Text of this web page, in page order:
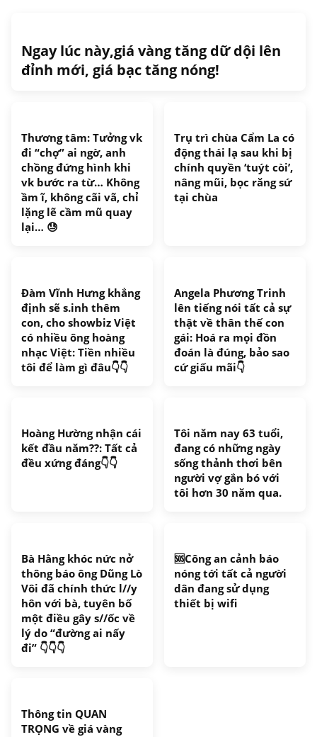
Ngay lúc này,giá vàng tăng dữ dội lên
đỉnh mới, giá bạc tăng nóng!
Thương tâm: Tưởng vk
đi “chợ” ai ngờ, anh
chồng đứng hình khi
vk bước ra từ… Không
ầm ĩ, không cãi vã, chỉ
lặng lẽ cầm mũ quay
lại… 😓
Trụ trì chùa Cẩm La có
động thái lạ sau khi bị
chính quyền ‘tuýt còi’,
nâng mũi, bọc răng sứ
tại chùa
Đàm Vĩnh Hưng khẳng
định sẽ s.inh thêm
con, cho showbiz Việt
có nhiều ông hoàng
nhạc Việt: Tiền nhiều
tôi để làm gì đâu👇👇
Angela Phương Trinh
lên tiếng nói tất cả sự
thật về thân thế con
gái: Hoá ra mọi đồn
đoán là đúng, bảo sao
cứ giấu mãi👇
Hoàng Hường nhận cái
kết đầu năm??: Tất cả
đều xứng đáng👇👇
Tôi năm nay 63 tuổi,
đang có những ngày
sống thảnh thơi bên
người vợ gắn bó với
tôi hơn 30 năm qua.
Bà Hằng khóc nức nở
thông báo ông Dũng Lò
Vôi đã chính thức l//y
hôn với bà, tuyên bố
một điều gây s//ốc về
lý do “đường ai nấy
đi” 👇👇👇
🆘Công an cảnh báo
nóng tới tất cả người
dân đang sử dụng
thiết bị wifi
Thông tin QUAN
TRỌNG về giá vàng